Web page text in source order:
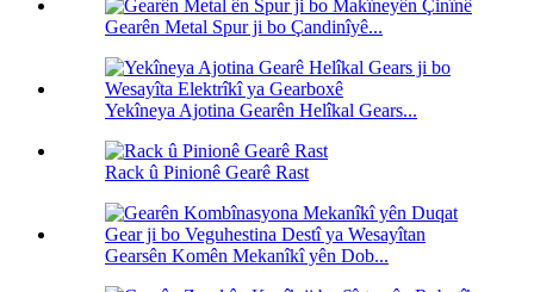
Gearên Metal Spur ji bo Çandinîyê...
Yekîneya Ajotina Gearên Helîkal Gears...
Rack û Pinionê Gearê Rast
Gearsên Komên Mekanîkî yên Dob...